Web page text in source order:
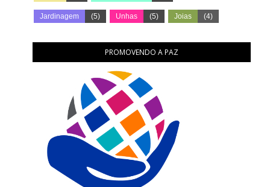
Jardinagem (5) Unhas (5) Joias (4)
PROMOVENDO A PAZ